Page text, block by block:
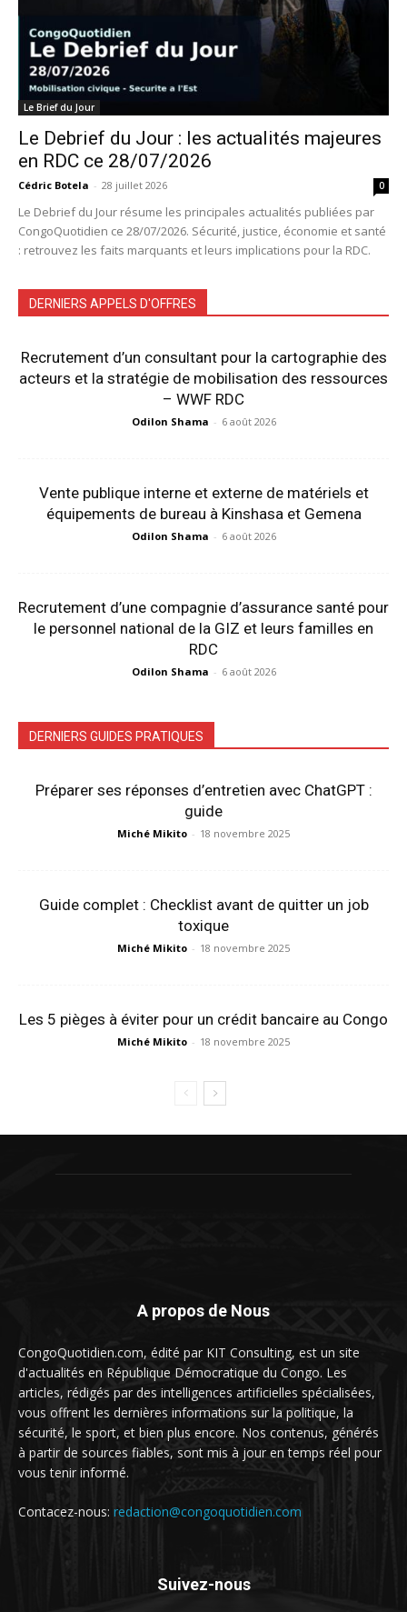
Le Brief du Jour
Le Debrief du Jour : les actualités majeures
en RDC ce 28/07/2026
Cédric Botela - 28 juillet 2026 0
Le Debrief du Jour résume les principales actualités publiées par
CongoQuotidien ce 28/07/2026. Sécurité, justice, économie et santé
: retrouvez les faits marquants et leurs implications pour la RDC.
DERNIERS APPELS D'OFFRES
Recrutement d’un consultant pour la cartographie des
acteurs et la stratégie de mobilisation des ressources
– WWF RDC
Odilon Shama - 6 août 2026
Vente publique interne et externe de matériels et
équipements de bureau à Kinshasa et Gemena
Odilon Shama - 6 août 2026
Recrutement d’une compagnie d’assurance santé pour
le personnel national de la GIZ et leurs familles en
RDC
Odilon Shama - 6 août 2026
DERNIERS GUIDES PRATIQUES
Préparer ses réponses d’entretien avec ChatGPT :
guide
Miché Mikito - 18 novembre 2025
Guide complet : Checklist avant de quitter un job
toxique
Miché Mikito - 18 novembre 2025
Les 5 pièges à éviter pour un crédit bancaire au Congo
Miché Mikito - 18 novembre 2025
A propos de Nous
CongoQuotidien.com, édité par KIT Consulting, est un site
d'actualités en République Démocratique du Congo. Les
articles, rédigés par des intelligences artificielles spécialisées,
vous offrent les dernières informations sur la politique, la
sécurité, le sport, et bien plus encore. Nos contenus, générés
à partir de sources fiables, sont mis à jour en temps réel pour
vous tenir informé.
Contacez-nous: redaction@congoquotidien.com
Suivez-nous